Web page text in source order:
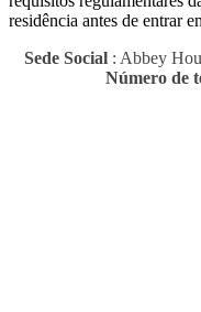
residência antes de entrar
Sede Social: Abbey
Número de